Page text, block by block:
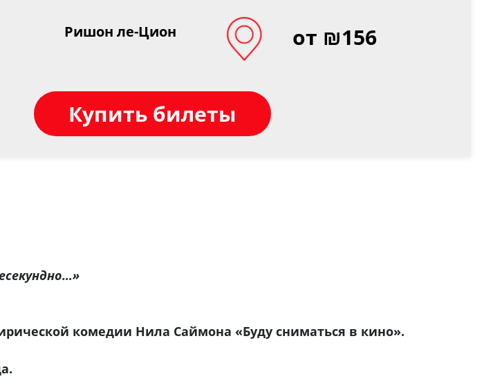
Ришон ле-Цион от ₪156
Купить билеты
комедии Нила Саймона «Буду сниматься в кино».